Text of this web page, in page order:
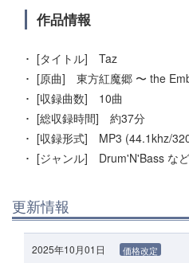
作品情報
[タイトル] Taz
[原曲] 東方紅魔郷 〜 the
[収録曲数] 10曲
[総収録時間] 約37分
[収録形式] MP3 (44.1khz/
[ジャンル] Drum'N'Bass など
更新情報
2025年10月01日 価格改定